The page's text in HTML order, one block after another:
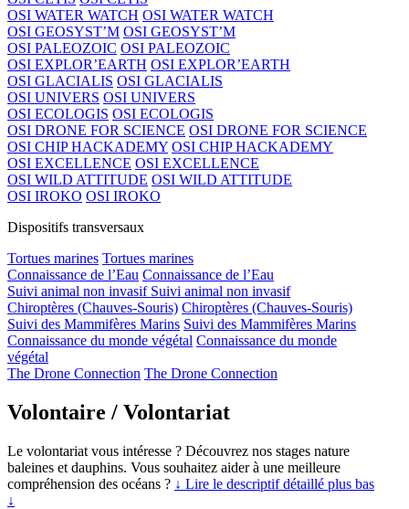
OSI WATER WATCH OSI WATER WATCH
OSI GEOSYST’M OSI GEOSYST’M
OSI PALEOZOIC OSI PALEOZOIC
OSI EXPLOR’EARTH OSI EXPLOR’EARTH
OSI GLACIALIS OSI GLACIALIS
OSI UNIVERS OSI UNIVERS
OSI ECOLOGIS OSI ECOLOGIS
OSI DRONE FOR SCIENCE OSI DRONE FOR SCIENCE
OSI CHIP HACKADEMY OSI CHIP HACKADEMY
OSI EXCELLENCE OSI EXCELLENCE
OSI WILD ATTITUDE OSI WILD ATTITUDE
OSI IROKO OSI IROKO
Dispositifs transversaux
Tortues marines Tortues marines
Connaissance de l’Eau Connaissance de l’Eau
Suivi animal non invasif Suivi animal non invasif
Chiroptères (Chauves-Souris) Chiroptères (Chauves-Souris)
Suivi des Mammifères Marins Suivi des Mammifères Marins
Connaissance du monde végétal Connaissance du monde
végétal
The Drone Connection The Drone Connection
Volontaire / Volontariat
Le volontariat vous intéresse ? Découvrez nos stages nature
baleines et dauphins. Vous souhaitez aider à une meilleure
compréhension des océans ? ↓ Lire le descriptif détaillé plus bas
↓